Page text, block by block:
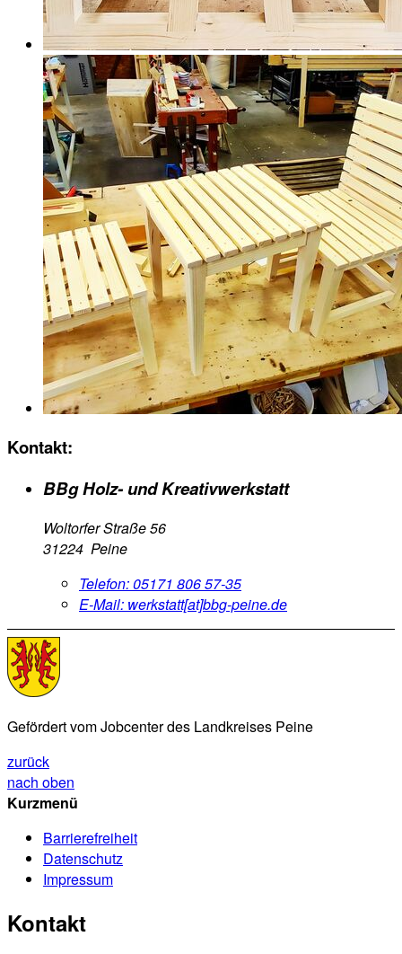
Kontakt:
BBg Holz- und Kreativwerkstatt
Woltorfer Straße 56
31224 Peine
Telefon:05171 806 57-35
E-Mail: werkstatt[at]bbg-peine.de
Gefördert vom Jobcenter des Landkreises Peine
zurück
nach oben
Kurzmenü
Barrierefreiheit
Datenschutz
Impressum
Kontakt